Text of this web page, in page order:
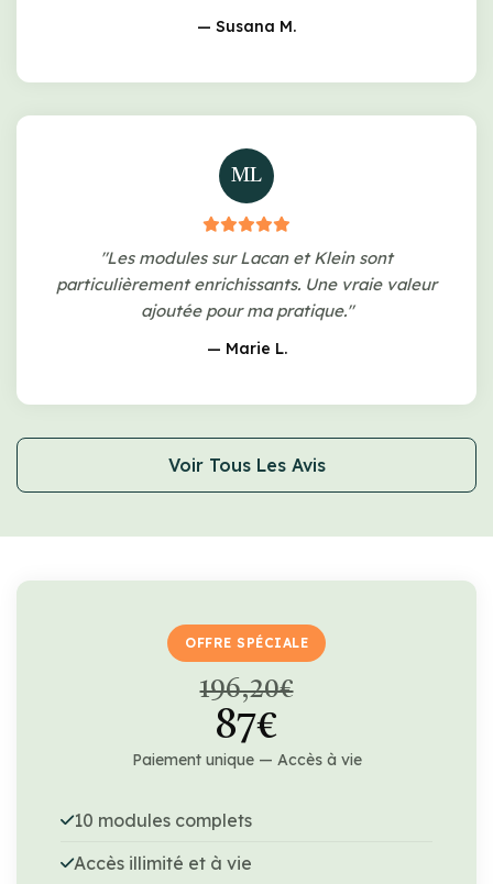
— Susana M.
ML
"Les modules sur Lacan et Klein sont
particulièrement enrichissants. Une vraie valeur
ajoutée pour ma pratique."
— Marie L.
Voir Tous Les Avis
OFFRE SPÉCIALE
196,20€
87€
Paiement unique — Accès à vie
10 modules complets
Accès illimité et à vie